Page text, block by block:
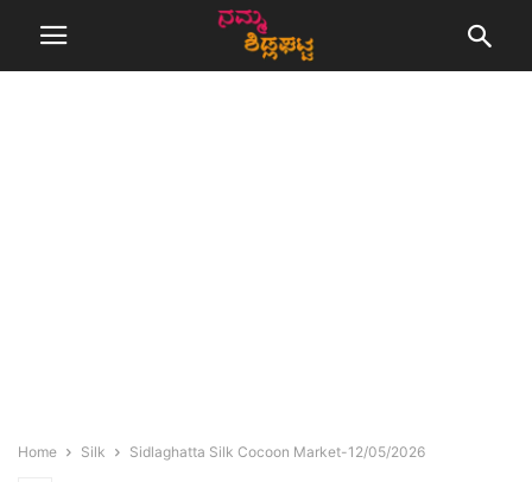
Home Silk Sidlaghatta Silk Cocoon Market-12/05/2026